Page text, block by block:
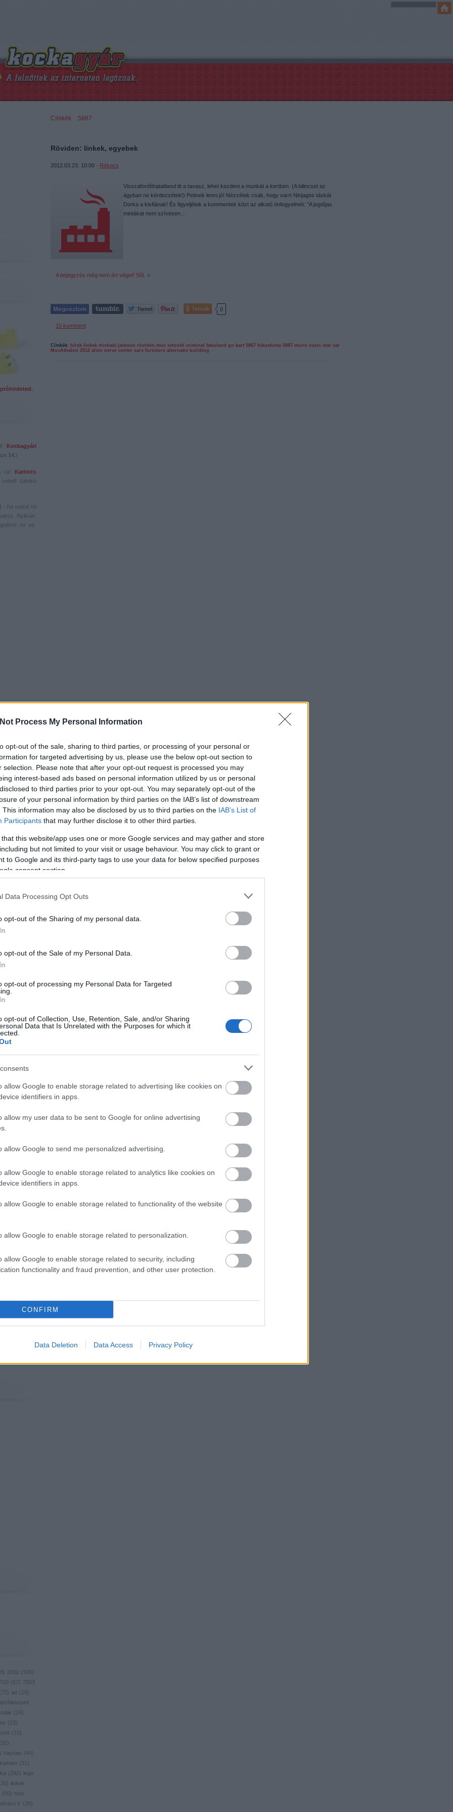
Process My Personal Information
opt-out of the sale, sharing to third parties, or processing of your personal or
for targeted advertising by us, please use the below opt-out section to
selection. Please note that after your opt-out request is processed you may
interest-based ads based on personal information utilized by us or personal
to third parties prior to your opt-out. You may separately opt-out of the
of your personal information by third parties on the IAB’s list of downstream
This information may also be disclosed by us to third parties on the IAB’s List of
Participants that may further disclose it to other third parties.
that this website/app uses one or more Google services and may gather and store
but not limited to your visit or usage behaviour. You may click to grant or
to Google and its third-party tags to use your data for below specified purposes
consent section.
Data Processing Opt Outs
opt-out of the Sharing of my personal data.
opt-out of the Sale of my Personal Data.
opt-out of processing my Personal Data for Targeted
opt-out of Collection, Use, Retention, Sale, and/or Sharing
Data that Is Unrelated with the Purposes for which it
allow Google to enable storage related to advertising like cookies on
identifiers in apps.
allow my user data to be sent to Google for online advertising
allow Google to send me personalized advertising.
allow Google to enable storage related to analytics like cookies on
identifiers in apps.
allow Google to enable storage related to functionality of the website
allow Google to enable storage related to personalization.
allow Google to enable storage related to security, including
functionality and fraud prevention, and other user protection.
CONFIRM
Data Deletion Data Access Privacy Policy
Kockagyári
14.)
rá!
Kattints
(utolsó
- ha tudod mi
Nyilván.
mi ez.
nem tudod
kattints!
árak
LEGO, van
játszik:
használtan
7636
) 2011 ( 108 )
10 ( 57) 7553
72) ad ( 18 )
architecture
( 24)
( 23)
( 15)
32)
) haynau ( 44)
kamion ( 31
)
( 292)
lego
26 )
linkek
( 50) moc
olvasó ír ( 28 )
Címkék» 5887
Röviden: linkek, egyebek
2012.03.23. 10:00 - Rékocs
Visszafordíthatatlanul itt a tavasz, lehet kezdeni a munkát a kertben. (A bilincset az
ágyban ne kérdezzétek!) Petinek lenni jó! Nézzétek csak, hogy varrt Ninjagos táskát
Dorka a kisfiának! És figyeljétek a kommentek közt az alkotó önfegyelmét: "A jogdíjas
mintákat nem szívesen…
A bejegyzés még nem ért véget! Sőt. »
Tetszik 0
15komment
Címkék: hírek linkek michael jackson röviden moc smooth criminal fabuland go kart 5867 fukushima 5887 micro oasis star cars
MocAthalon 2012 alien nerve center cars furniture alternativ building